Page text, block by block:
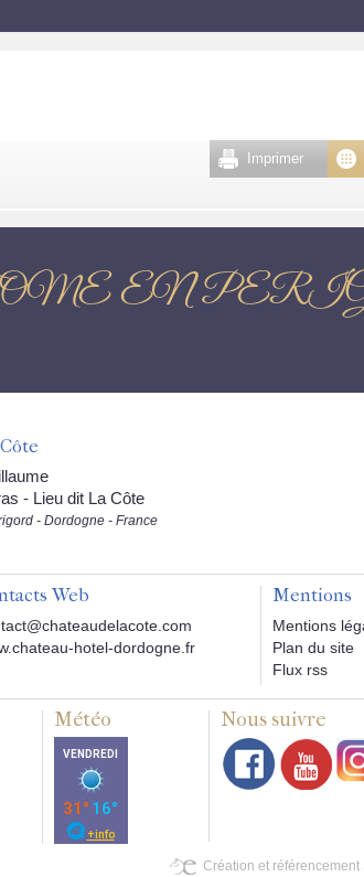
Imprimer
EN
- Lieu dit La Côte
- Dordogne - France
Web
hotel-dordogne.fr
Mentions
Mentions
Plan du site
Flux rss
Météo Nous suivre
Création et